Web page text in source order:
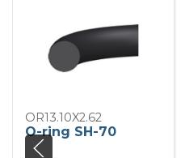
OR13.10X2.62
O-ring SH-70